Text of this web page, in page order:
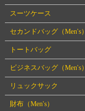
スーツケース
セカンドバッグ（Men's）
トートバッグ
ビジネスバッグ（Men's）
リュックサック
財布（Men's）